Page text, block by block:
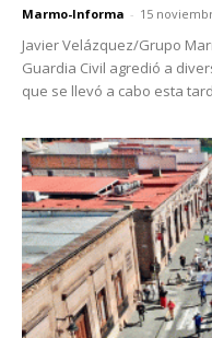
Marmo-Informa - 15
Javier Velázquez/Grupo
Guardia Civil agredió a
que se llevó a cabo esta